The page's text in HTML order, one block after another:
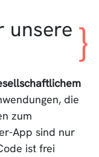
unsere
die
zum
App sind nur
ist frei